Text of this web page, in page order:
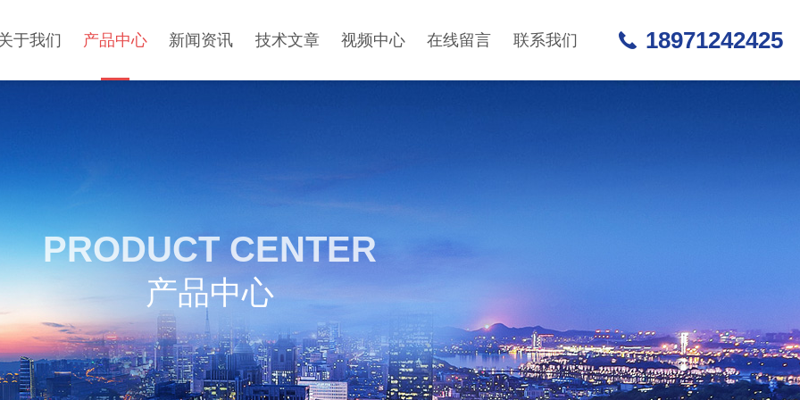
于我们 产品中心 新闻资讯 技术文章 视频中心 在线留言 联系我们 18971242425
PRODUCT CENTER
产品中心